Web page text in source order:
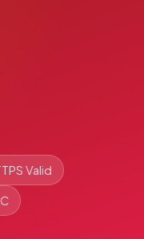
Valid